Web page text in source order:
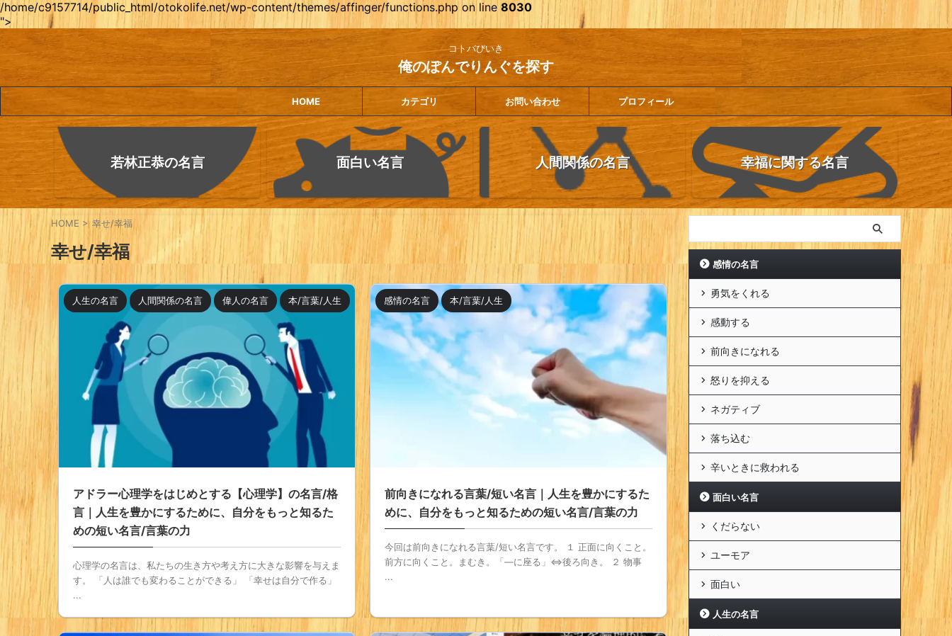
/home/c9157714/public_html/otokolife.net/wp-content/themes/affinger/functions.php on line 8030
">
コトバびいき
俺のぽんでりんぐを探す
HOME カテゴリ お問い合わせ プロフィール
若林正恭の名言 面白い名言 人間関係の名言 幸福に関する名言
HOME > 幸せ/幸福
幸せ/幸福
人生の名言 人間関係の名言 偉人の名言 本/言葉/人生
アドラー心理学をはじめとする【心理学】の名言/格
言｜人生を豊かにするために、自分をもっと知るた
めの短い名言/言葉の力
心理学の名言は、私たちの生き方や考え方に大きな影響を与えま
す。 「人は誰でも変わることができる」 「幸せは自分で作る」
...
感情の名言 本/言葉/人生
前向きになれる言葉/短い名言｜人生を豊かにするた
めに、自分をもっと知るための短い名言/言葉の力
今回は前向きになれる言葉/短い名言です。 １ 正面に向くこと。
前方に向くこと。まむき。「—に座る」⇔後ろ向き。 ２ 物事
...
感情の名言
勇気をくれる
感動する
前向きになれる
怒りを抑える
ネガティブ
落ち込む
辛いときに救われる
面白い名言
くだらない
ユーモア
面白い
人生の名言